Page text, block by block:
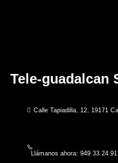
Tele-guadalcan
Calle Tapiadilla, 12, 19171
Llámanos ahora: 949 33 24